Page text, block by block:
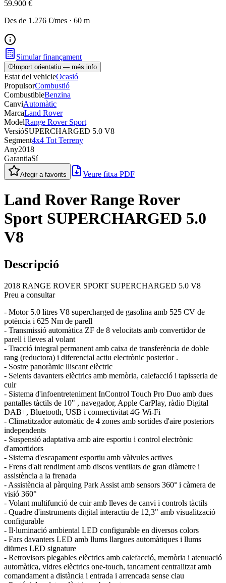
59.900 €
Des de 1.276 €/mes · 60 m
Simular finançament
Import orientatiu — més info
Estat del vehicleOcasió
PropulsorCombustió
CombustibleBenzina
CanviAutomàtic
MarcaLand Rover
ModelRange Rover Sport
VersióSUPERCHARGED 5.0 V8
Segment4x4 Tot Terreny
Any2018
GarantiaSí
Afegir a favorits Veure fitxa PDF
Land Rover Range Rover
Sport SUPERCHARGED 5.0
V8
Descripció
2018 RANGE ROVER SPORT SUPERCHARGED 5.0 V8
Preu a consultar
- Motor 5.0 litres V8 supercharged de gasolina amb 525 CV de
potència i 625 Nm de parell
- Transmissió automàtica ZF de 8 velocitats amb convertidor de
parell i lleves al volant
- Tracció integral permanent amb caixa de transferència de doble
rang (reductora) i diferencial actiu electrònic posterior .
- Sostre panoràmic lliscant elèctric
- Seients davanters elèctrics amb memòria, calefacció i tapisseria de
cuir
- Sistema d'infoentreteniment InControl Touch Pro Duo amb dues
pantalles tàctils de 10" , navegador, Apple CarPlay, ràdio Digital
DAB+, Bluetooth, USB i connectivitat 4G Wi-Fi
- Climatitzador automàtic de 4 zones amb sortides d'aire posteriors
independents
- Suspensió adaptativa amb aire esportiu i control electrònic
d'amortidors
- Sistema d'escapament esportiu amb vàlvules actives
- Frens d'alt rendiment amb discos ventilats de gran diàmetre i
assistència a la frenada
- Assistència al pàrquing Park Assist amb sensors 360° i càmera de
visió 360°
- Volant multifunció de cuir amb lleves de canvi i controls tàctils
- Quadre d'instruments digital interactiu de 12,3" amb visualització
configurable
- Il·luminació ambiental LED configurable en diversos colors
- Fars davanters LED amb llums llargues automàtiques i llums
diürnes LED signature
- Retrovisors plegables elèctrics amb calefacció, memòria i atenuació
automàtica, vidres elèctrics one-touch, tancament centralitzat amb
comandament a distància i entrada i arrencada sense clau